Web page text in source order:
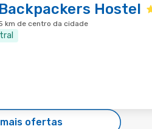
Hostel
km de centro da cidade
ofertas